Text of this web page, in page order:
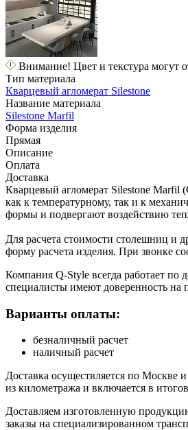
Внимание! Цвет и текстура могут
Тип материала
Кварцевый агломерат Silestone
Название материала
Silestone Marfil
Форма изделия
Прямая
Описание
Оплата
Доставка
Кварцевый агломерат Silestone Marfil
как к температурному, так и к
формы и подвергают воздействию
Для расчета стоимости столешниц и
форму расчета изделия. При звонке
Компания Q-Style всегда работает по
специалисты имеют доверенность на
Варианты оплаты:
безналичный расчет
наличный расчет
Доставка осуществляется по Москве
из километража и включается в
Доставляем изготовленную
заказы на специализированном